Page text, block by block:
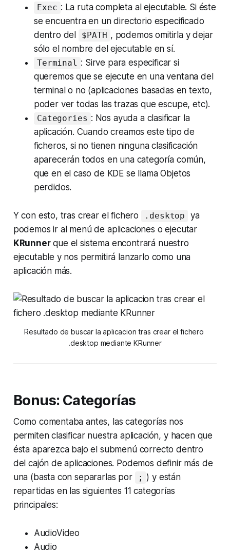
Exec : La ruta completa al ejecutable. Si éste
se encuentra en un directorio especificado
dentro del
$PATH , podemos omitirla y dejar
sólo el nombre del ejecutable en sí.
Terminal : Sirve para especificar si
queremos que se ejecute en una ventana del
terminal o no (aplicaciones basadas en texto,
poder ver todas las trazas que escupe, etc).
Categories : Nos ayuda a clasificar la
aplicación. Cuando creamos este tipo de
ficheros, si no tienen ninguna clasificación
aparecerán todos en una categoría común,
que en el caso de KDE se llamaObjetos
perdidos.
Y con esto, tras crear el fichero .desktop
ya
podemos ir al menú de aplicaciones o ejecutar
KRunnerque el sistema encontrará nuestro
ejecutable y nos permitirá lanzarlo como una
aplicación más.
.desktop mediante KRunner
Bonus: Categorías
Como comentaba antes, las categorías nos
permiten clasificar nuestra aplicación, y hacen que
ésta aparezca bajo el submenú correcto dentro
del cajón de aplicaciones. Podemos definir más de
una (basta con separarlas por
; ) y están
repartidas en las siguientes 11 categorías
principales:
AudioVideo
Audio